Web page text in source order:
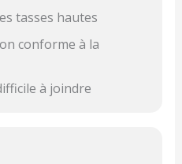
tasses hautes
conforme à la
à joindre